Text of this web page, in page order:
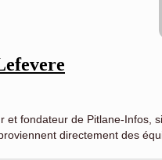
et fondateur de Pitlane-Infos,
directement des